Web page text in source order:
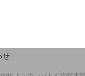
せ